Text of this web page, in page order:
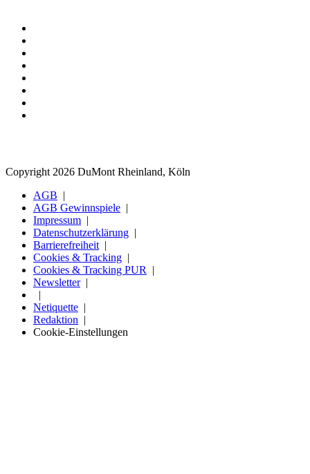
Copyright 2026 DuMont Rheinland, Köln
AGB
AGB Gewinnspiele
Impressum
Datenschutzerklärung
Barrierefreiheit
Cookies & Tracking
Cookies & Tracking PUR
Newsletter
Netiquette
Redaktion
Cookie-Einstellungen